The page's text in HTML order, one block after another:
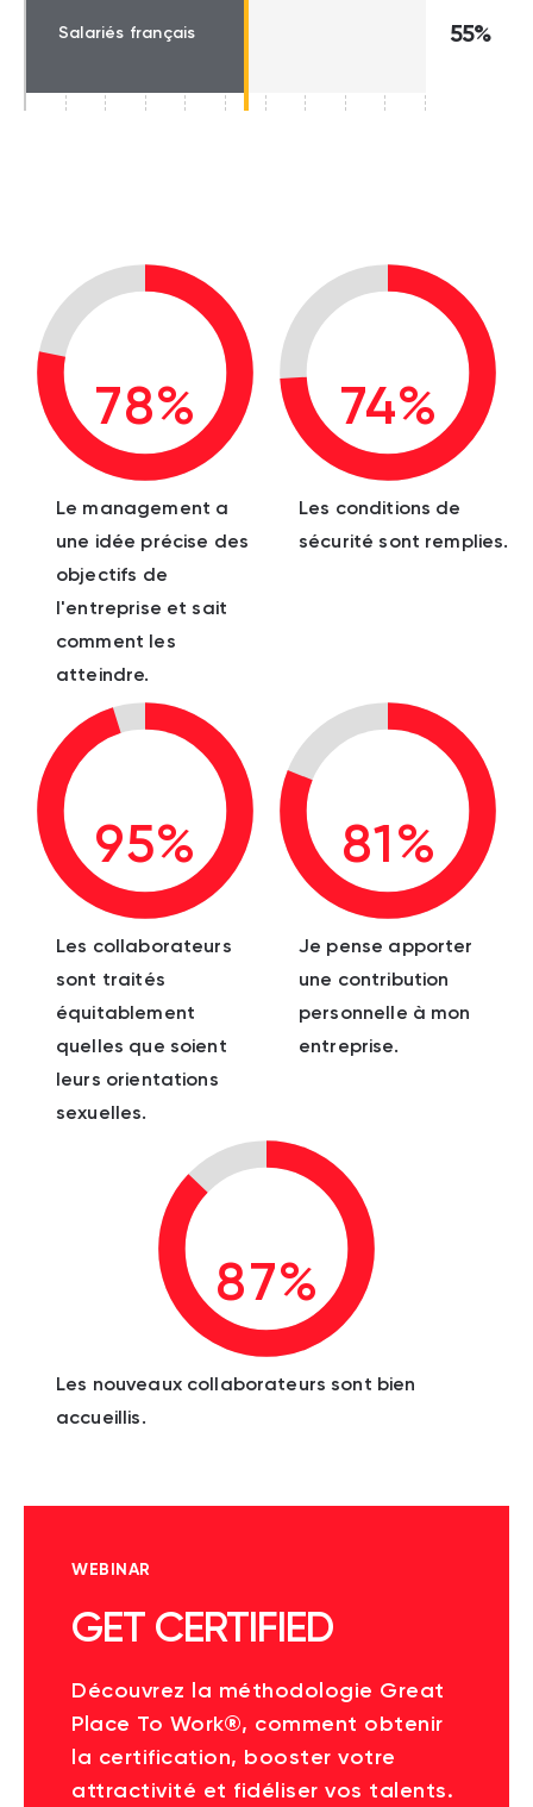
Salariés français 55%
78%
Le management a
une idée précise des
objectifs de
l'entreprise et sait
comment les
atteindre.
74%
Les conditions de
sécurité sont remplies.
95%
Les collaborateurs
sont traités
équitablement
quelles que soient
leurs orientations
sexuelles.
81%
Je pense apporter
une contribution
personnelle à mon
entreprise.
87%
Les nouveaux collaborateurs sont bien
accueillis.
WEBINAR
GET CERTIFIED
Découvrez la méthodologie Great
Place To Work®, comment obtenir
la certification, booster votre
attractivité et fidéliser vos talents.